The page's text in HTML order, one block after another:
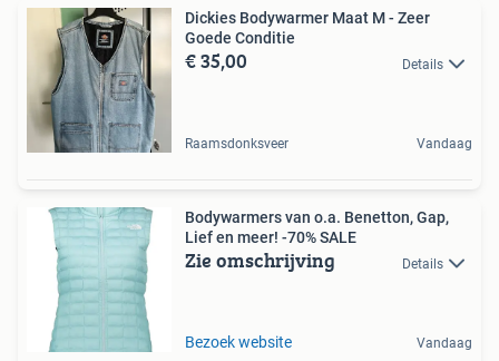
Dickies Bodywarmer Maat M - Zeer
Goede Conditie
€ 35,00 Details
Raamsdonksveer Vandaag
Bodywarmers van o.a. Benetton, Gap,
Lief en meer! -70% SALE
Zie omschrijving Details
Bezoek website Vandaag